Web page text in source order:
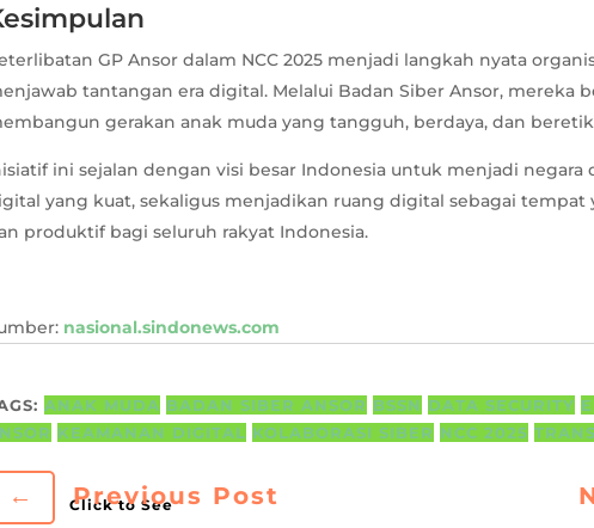
GP Ansor dalam NCC 2025 menjadi langkah nyata
tantangan era digital. Melalui Badan Siber Ansor, mereka
gerakan anak muda yang tangguh, berdaya, dan
ini sejalan dengan visi besar Indonesia untuk menjadi negara
yang kuat, sekaligus menjadikan ruang digital sebagai tempat
produktif bagi seluruh rakyat Indonesia.
nasional.sindonews.com
ANAK MUDA BADAN SIBER ANSOR BSSN DATA SECURITY
KEAMANAN DIGITAL KOLABORASI SIBER NCC 2025
← Previous Post